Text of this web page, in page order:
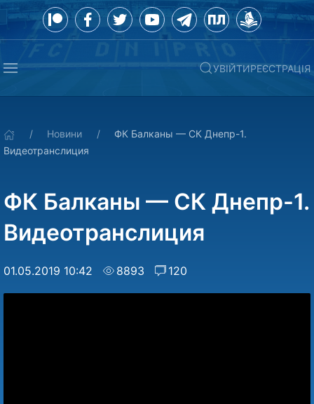
УВІЙТИРЕЄСТРАЦІЯ
Новини
ФК Балканы — СК Днепр-1.
Видеотранслиция
ФК Балканы — СК Днепр-1.
Видеотранслиция
01.05.2019 10:42 8893 120